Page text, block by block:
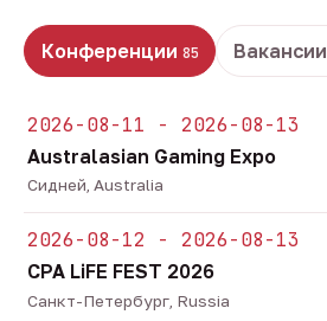
Конференции 85 Вакансии
2026-08-11 - 2026-08-13
Australasian Gaming Expo
Сидней, Australia
2026-08-12 - 2026-08-13
CPA LiFE FEST 2026
Санкт-Петербург, Russia